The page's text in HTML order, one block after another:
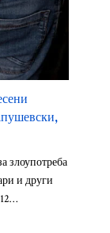
злоупотреба
и други